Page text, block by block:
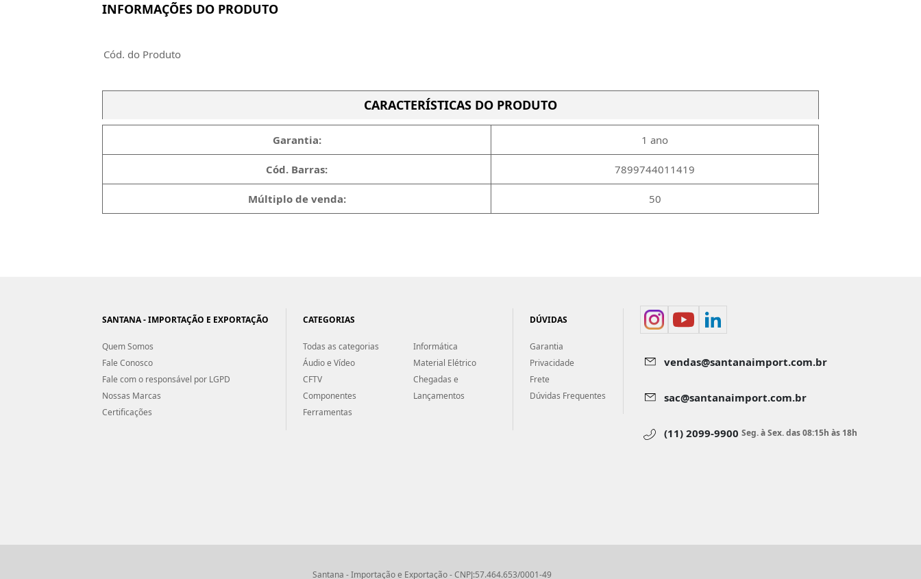
INFORMAÇÕES DO PRODUTO
Cód. do Produto
CARACTERÍSTICAS DO PRODUTO
Garantia: 1 ano
Cód. Barras: 7899744011419
Múltiplo de venda: 50
SANTANA - IMPORTAÇÃO E EXPORTAÇÃO
Quem Somos
Fale Conosco
Fale com o responsável por LGPD
Nossas Marcas
Certificações
CATEGORIAS
Todas as categorias
Áudio e Vídeo
CFTV
Componentes
Ferramentas
Informática
Material Elétrico
Chegadas e
Lançamentos
DÚVIDAS
Garantia
Privacidade
Frete
Dúvidas Frequentes
vendas@santanaimport.com.br
sac@santanaimport.com.br
(11) 2099-9900 Seg. à Sex. das 08:15h às 18h
Santana - Importação e Exportação - CNPJ:57.464.653/0001-49